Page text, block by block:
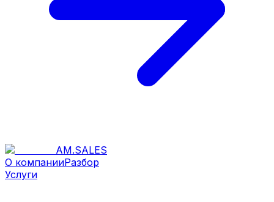
AM.SALES
О компанииРазбор
Услуги